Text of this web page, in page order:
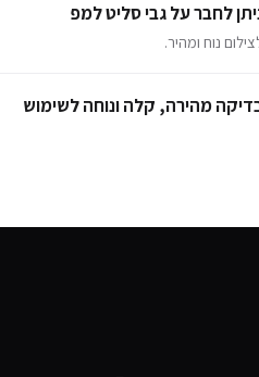
לחבר על גבי סליט למפ
נוח ומהיר.
מהירה, קלה ונוחה לשימוש